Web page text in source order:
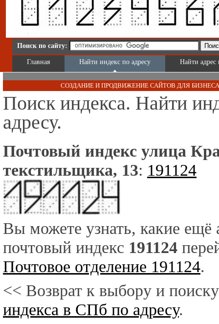
Поиск по сайту:
Главная Найти индекс по адресу Найти адрес
СОЗДАНИЕ И ПРОДВИЖЕНИЕ САЙТОВ ДЛЯ
Поиск индекса. Найти
адресу.
Почтовый индекс улица
текстильщика, 13: 191124
Вы можете узнать, какие ещё
почтовый индекс 191124
Почтовое отделение 191124.
<< Возврат к выбору и
индекса в СПб по адресу.